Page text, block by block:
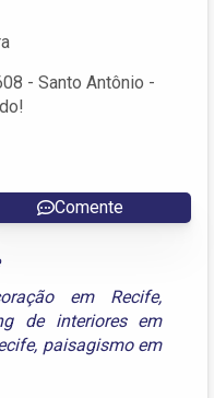
- Santo Antônio -
Comente
em Recife,
de interiores em
, paisagismo em